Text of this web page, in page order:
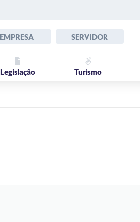
EMPRESA SERVIDOR
Legislação Turismo